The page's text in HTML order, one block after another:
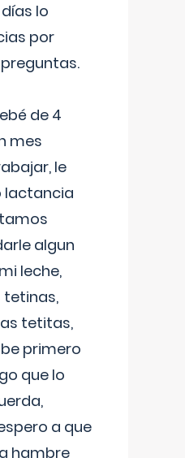
lo
por
de 4
mes
le
lactancia
algun
leche,
tetinas,
tetitas,
primero
que lo
a que
hambre